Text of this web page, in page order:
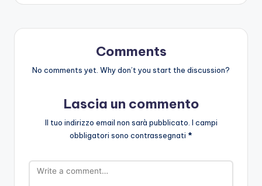
Comments
No comments yet. Why don’t you start the discussion?
Lascia un commento
Il tuo indirizzo email non sarà pubblicato. I campi
obbligatori sono contrassegnati *